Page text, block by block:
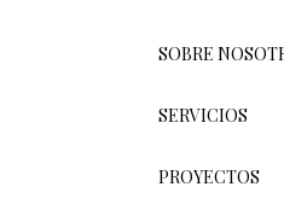
SOBRE
SERVICIOS
PROYECTOS
INTERIORES
de crear hogares excepcionales en
filosofía que hay detrás de cada uno